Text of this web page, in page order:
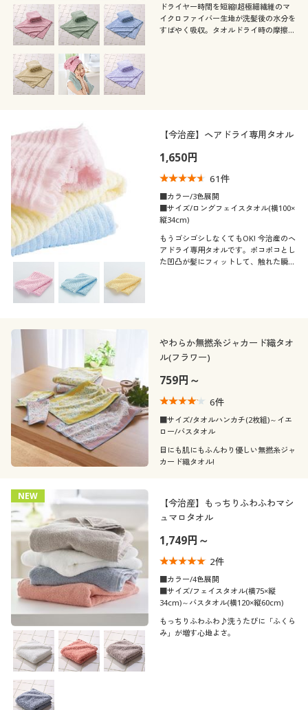
ドライヤー時間を短縮!超極細繊維のマ
イクロファイバー生地が洗髪後の水分を
すばやく吸収。タオルドライ時の摩擦を
【今治産】ヘアドライ専用タオル
1,650円
61件
■カラー/3色展開
■サイズ/ロングフェイスタオル(横100×
縦34cm)
もうゴシゴシしなくてもOK! 今治産のヘ
アドライ専用タオルです。ポコポコとし
た凹凸が髪にフィットして、触れた瞬間
やわらか無撚糸ジャカード織タオ
ル(フラワー)
759円～
6件
■サイズ/タオルハンカチ(2枚組)～イエ
ロー/バスタオル
目にも肌にもふんわり優しい無撚糸ジャ
カード織タオル!
NEW
【今治産】もっちりふわふわマシ
ュマロタオル
1,749円～
2件
■カラー/4色展開
■サイズ/フェイスタオル(横75×縦
34cm)～バスタオル(横120×縦60cm)
もっちりふわふわ♪洗うたびに「ふくら
み」が増す心地よさ。